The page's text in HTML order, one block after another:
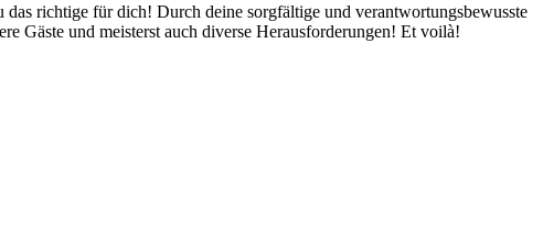
richtige für dich! Durch deine sorgfältige und verantwortungsbewusste
Gäste und meisterst auch diverse Herausforderungen! Et voilà!